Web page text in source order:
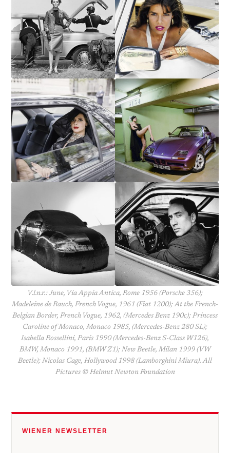
V.l.n.r.: June, Via Appia Antica, Rome 1956 (Porsche 356);
Madeleine de Rauch, French Vogue, 1961 (Fiat 1200); At the French-
Belgian Border, French Vogue, 1962, (Mercedes Benz 190c); Princess
Caroline of Monaco, Monaco 1985, (Mercedes-Benz 280 SL);
Isabella Rossellini, Paris 1990 (Mercedes-Benz S-Class W126),
BMW, Monaco 1991, (BMW Z1); New Beetle, Milan 1999 (VW
Beetle); Nicolas Cage, Hollywood 1998 (Lamborghini Miura). All
Pictures © Helmut Newton Foundation
WIENER NEWSLETTER